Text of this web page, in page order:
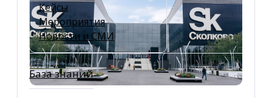
Кейсы
Мероприятия
Новости и СМИ
База знаний